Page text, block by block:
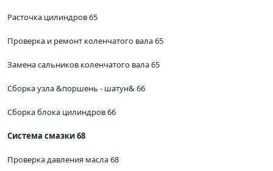
Расточка цилиндров 65
Проверка и ремонт коленчатого вала 65
Замена сальников коленчатого вала 65
Сборка узла &поршень - шатун& 66
Сборка блока цилиндров 66
Система смазки 68
Проверка давления масла 68